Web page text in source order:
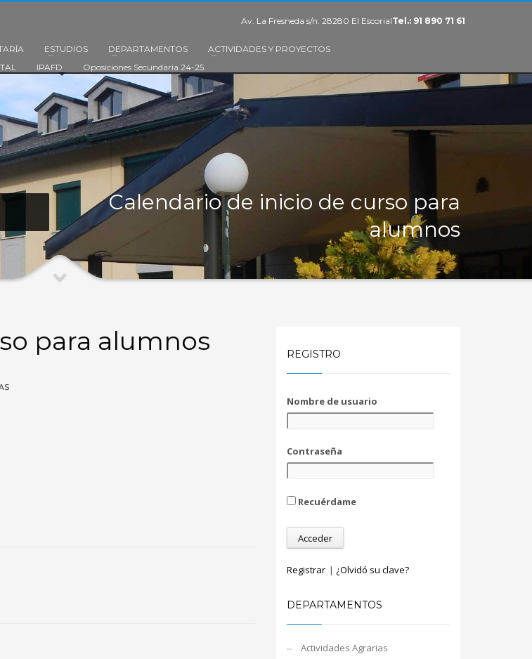
Av. La Fresneda s/n. 28280 El EscorialTel.: 91 890 71 61
ESTUDIOS DEPARTAMENTOS
ACTIVIDADES Y PROYECTOS
IPAFD Oposiciones Secundaria 24-25.
Calendario de inicio de curso para
alumnos
para alumnos REGISTRO
Nombre de usuario
Contraseña
Recuérdame
Registrar | ¿Olvidó su clave?
DEPARTAMENTOS
Actividades Agrarias